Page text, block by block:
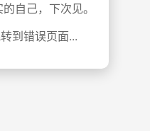
自己，下次见。
到错误页面...